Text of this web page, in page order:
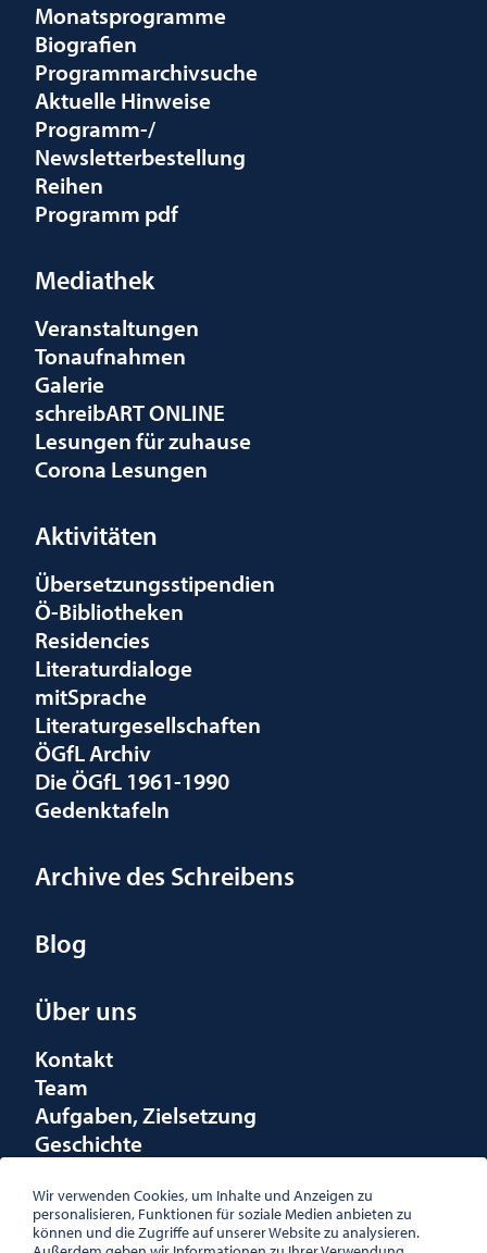
Monatsprogramme
Biografien
Programmarchivsuche
Aktuelle Hinweise
Programm-/
Newsletterbestellung
Reihen
Programm pdf
Mediathek
Veranstaltungen
Tonaufnahmen
Galerie
schreibART ONLINE
Lesungen für zuhause
Corona Lesungen
Aktivitäten
Übersetzungsstipendien
Ö-Bibliotheken
Residencies
Literaturdialoge
mitSprache
Literaturgesellschaften
ÖGfL Archiv
Die ÖGfL 1961-1990
Gedenktafeln
Archive des Schreibens
Blog
Über uns
Kontakt
Team
Aufgaben, Zielsetzung
Geschichte
Förderungen
Logo
Wir verwenden Cookies, um Inhalte und Anzeigen zu
personalisieren, Funktionen für soziale Medien anbieten zu
können und die Zugriffe auf unserer Website zu analysieren.